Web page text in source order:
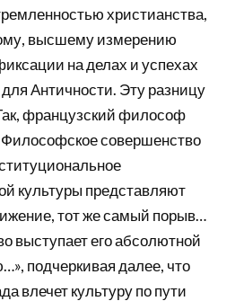
христианства,
высшему измерению
на делах и успехах
Античности. Эту разницу
французский философ
совершенство
культуры представляют
тот же самый порыв…
выступает его абсолютной
подчеркивая далее, что
влечет культуру по пути